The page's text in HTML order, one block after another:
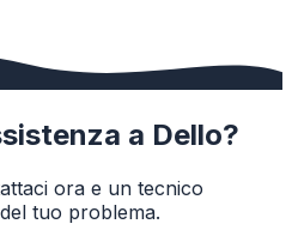
a Dello?
ora e un tecnico
tuo problema.